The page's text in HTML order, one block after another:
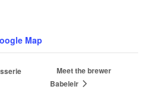
Map
Meet the brewer
Babeleir